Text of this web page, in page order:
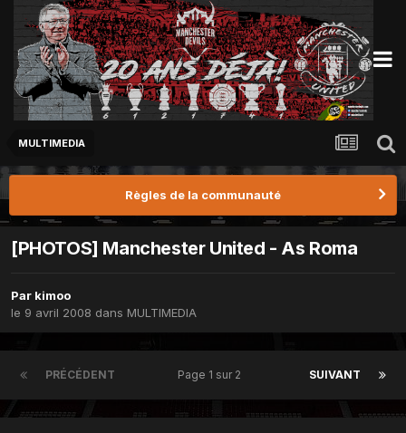
MULTIMEDIA
Règles de la communauté
[PHOTOS] Manchester United - As Roma
Par kimoo
le 9 avril 2008 dans MULTIMEDIA
PRÉCÉDENT SUIVANT
Page 1 sur 2